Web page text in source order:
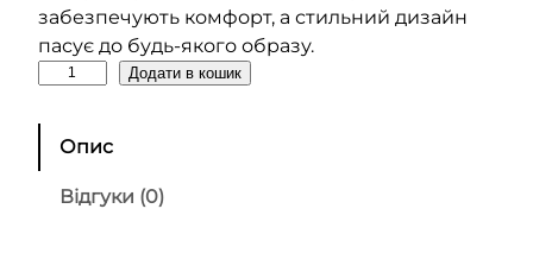
забезпечують комфорт, а стильний дизайн
пасує до будь-якого образу.
у
Додати в кошик
Опис
Відгуки (0)